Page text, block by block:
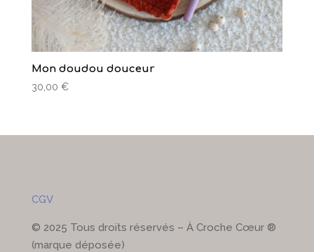
Mon doudou douceur
30,00 €
CGV
© 2025 Tous droits réservés – À Croche Cœur ®
(marque déposée)